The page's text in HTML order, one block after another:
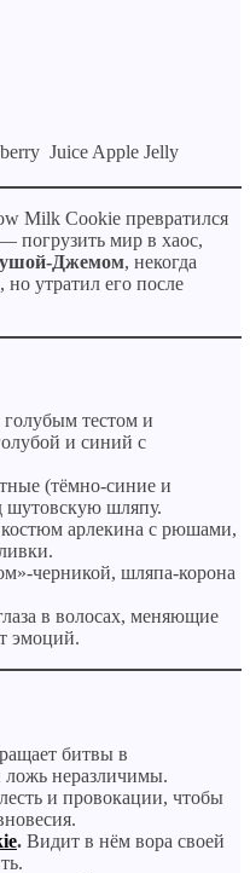
Juice Apple Jelly
Milk Cookie превратился
погрузить мир в хаос,
Джемом, некогда
утратил его после
тестом и
и синий с
(тёмно-синие и
шутовскую шляпу.
арлекина с рюшами,
черникой, шляпа-корона
в волосах, меняющие
эмоций.
битвы в
ложь неразличимы.
и провокации, чтобы
. Видит в нём вора своей